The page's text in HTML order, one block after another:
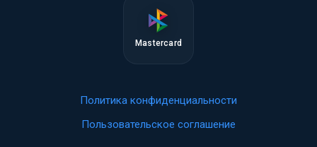
Mastercard
Политика конфиденциальности
Пользовательское соглашение